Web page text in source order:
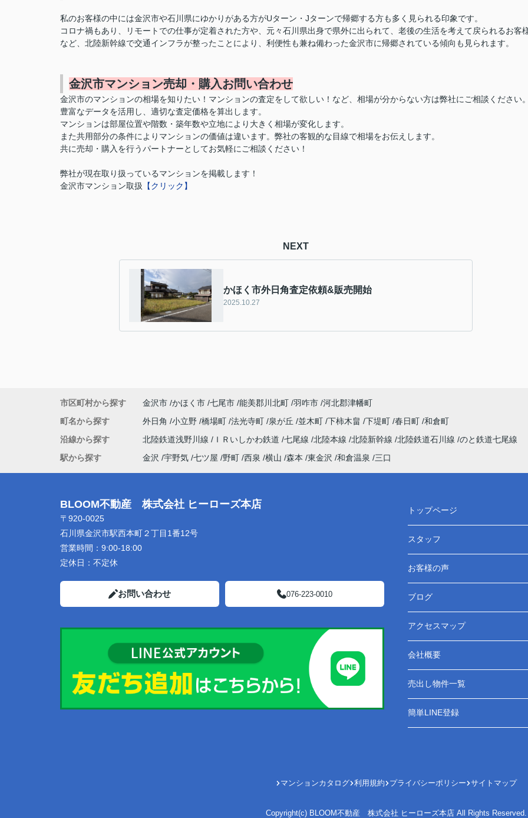
私のお客様の中には金沢市や石川県にゆかりがある方がUターン・Jターンで帰郷する方も多く見られる印象です。
コロナ禍もあり、リモートでの仕事が定着された方や、元々石川県出身で県外に出られて、老後の生活を考えて戻られるお客
など、北陸新幹線で交通インフラが整ったことにより、利便性も兼ね備わった金沢市に帰郷されている傾向も見られます。
金沢市マンション売却・購入お問い合わせ
金沢市のマンションの相場を知りたい！マンションの査定をして欲しい！など、相場が分からない方は弊社にご相談ください
豊富なデータを活用し、適切な査定価格を算出します。
マンションは部屋位置や階数・築年数や立地により大きく相場が変化します。
また共用部分の条件によりマンションの価値は違います。弊社の客観的な目線で相場をお伝えします。
共に売却・購入を行うパートナーとしてお気軽にご相談ください！
弊社が現在取り扱っているマンションを掲載します！
金沢市マンション取扱 【クリック】
NEXT
かほく市外日角査定依頼&販売開始
2025.10.27
市区町村から探す 金沢市 かほく市 七尾市 能美郡川北町 羽咋市 河北郡津幡町
町名から探す
外日角 小立野 橋場町 法光寺町 泉が丘 並木町 下柿木畠 下堤町 春日町 和倉町
沿線から探す
北陸鉄道浅野川線 ＩＲいしかわ鉄道 七尾線 北陸本線 北陸新幹線 北陸鉄道石川線 のと鉄道七尾線
駅から探す
金沢 宇野気 七ツ屋 野町 西泉 横山 森本 東金沢 和倉温泉 三口
BLOOM不動産 株式会社 ヒーローズ本店
〒920-0025
石川県金沢市駅西本町２丁目1番12号
営業時間： 9:00-18:00
定休日： 不定休
お問い合わせ 076-223-0010
トップページ
スタッフ
お客様の声
ブログ
アクセスマップ
会社概要
売出し物件一覧
簡単LINE登録
マンションカタログ 利用規約 プライバシーポリシー サイトマップ
Copyright(c) BLOOM不動産 株式会社 ヒーローズ本店 All Rights Reserved.